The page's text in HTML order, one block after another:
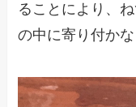
ることにより、
の中に寄り付か